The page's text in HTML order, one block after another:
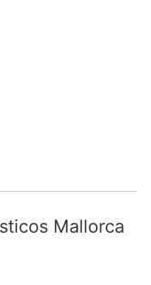
Mallorca